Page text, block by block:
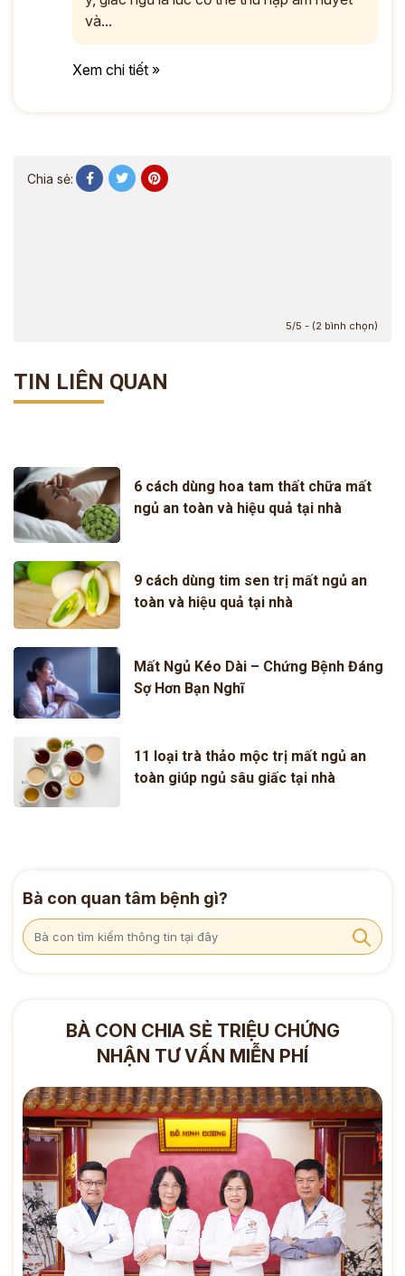
và...
Xem chi tiết »
Chia sẻ:
5/5 - (2 bình chọn)
TIN LIÊN QUAN
6 cách dùng hoa tam thất chữa mất
ngủ an toàn và hiệu quả tại nhà
9 cách dùng tim sen trị mất ngủ an
toàn và hiệu quả tại nhà
Mất Ngủ Kéo Dài – Chứng Bệnh Đáng
Sợ Hơn Bạn Nghĩ
11 loại trà thảo mộc trị mất ngủ an
toàn giúp ngủ sâu giấc tại nhà
Bà con quan tâm bệnh gì?
BÀ CON CHIA SẺ TRIỆU CHỨNG
NHẬN TƯ VẤN MIỄN PHÍ